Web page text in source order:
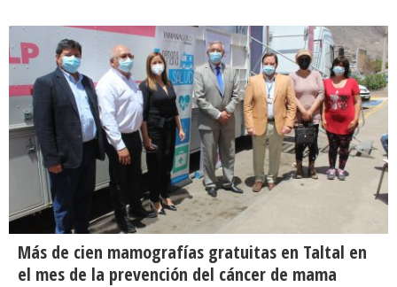
Más de cien mamografías gratuitas en Taltal en
el mes de la prevención del cáncer de mama